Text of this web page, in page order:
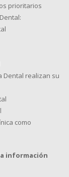
prioritarios
Dental realizan su
como
información